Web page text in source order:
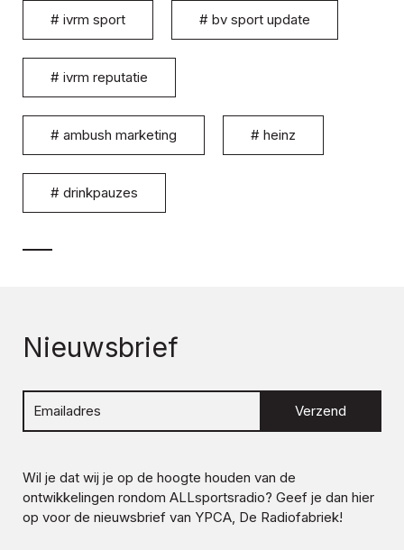
# ivrm sport # bv sport update
# ivrm reputatie
# ambush marketing # heinz
# drinkpauzes
Nieuwsbrief
Verzend
Wil je dat wij je op de hoogte houden van de
ontwikkelingen rondom ALLsportsradio? Geef je dan hier
op voor de nieuwsbrief van YPCA, De Radiofabriek!